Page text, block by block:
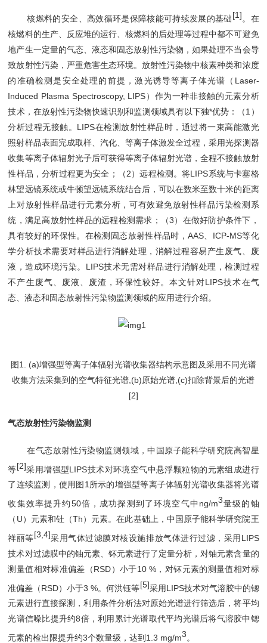
核燃料的安全、高效循环是保障核能可持续发展的基础[1]。在
核燃料的生产、反应堆的运行、核燃料的后处理等过程中都不可避免
地产生一定量的气态、液态和固态放射性污染物，如果处理不当会导
致放射性污染，严重危害生态环境。放射性污染物中核素种类和浓度
的准确检测是安全处理的前提，激光诱导等离子体光谱（Laser-
Induced Plasma Spectroscopy, LIPS）作为一种非接触的元素分析
技术，在放射性污染物快速识别和监测领域具有以下独*优势：（1）
分析过程无接触。LIPS在检测放射性样品时，通过将一束高能激光
照射样品表面完成取样、汽化、等离子体激发全过程，采用光探测器
收集等离子体辐射光子后可获得等离子体辐射光谱，全程不接触放射
性样品，分析过程更为安全；（2）远程检测。将LIPS系统与卡塞格
林望远镜系统或牛顿望远镜系统结合后，可以在数米至数十米的距离
上对放射性样品进行元素分析，可有效避免放射性样品污染检测系
统，满足高放射性样品的远程检测需求；（3）在做好防护条件下，
具有较好的环保性。在检测固态放射性样品时，AAS、ICP-MS等化
学分析技术需要对样品进行消解处理，消解过程容易产生废气、废
液，造成环境污染。LIPS技术无需对样品进行消解处理，检测过程
不产生废气、废液、废渣，环保性较好。本文针对LIPS技术在气
态、液态和固态放射性污染物监测领域的应用进行介绍。
图1. (a)增强型等离子体辐射光谱收集器结构示意图及采用不同光谱
收集方法采集到的空气特征光谱,(b)原始光谱,(c)扣除背景后的光谱
[2]
气态放射性污染物监测
在气态放射性污染物监测领域，中国原子能科学研究院高智星
等[2]采用增强型LIPS技术对环境空气中悬浮颗粒物的元素组成进行
了连续监测，使用图1所示的增强型等离子体辐射光谱收集器将光谱
收集效率提升约50倍，成功探测到了环境空气中ng/m3量级的铀
（U）元素和钍（Th）元素。在此基础上，中国原子能科学研究院王
祥丽等[3,4]采用气体过滤膜对核设施排放气体进行过滤，采用LIPS
技术对过滤膜中的铀元素、钚元素进行了定量分析，对铀元素含量的
测量值相对标准偏差（RSD）小于10 %，对钚元素的测量值相对标
准偏差（RSD）小于3 %。何洪钰等[5]采用LIPS技术对气溶胶中的锶
元素进行直接探测，利用条件分析法对原始光谱进行筛选后，将平均
光谱信噪比提升约8倍，利用累计光谱取代平均光谱后将气溶胶中锶
元素的检出限提升约3个数量级，达到1.3 mg/m3。